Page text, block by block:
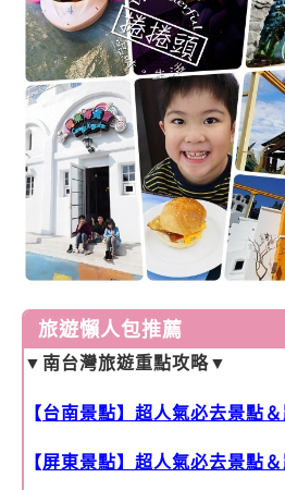
旅遊懶人包推薦
▼ 南台灣旅遊重點攻略▼
【台南景點】超人氣必去景點
【屏東景點】超人氣必去景點